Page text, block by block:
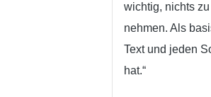
wichtig, nichts
nehmen. Als
Text und jeden
hat.“